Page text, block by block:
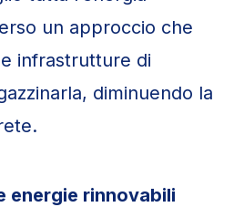
un approccio che
infrastrutture di
diminuendo la
energie rinnovabili